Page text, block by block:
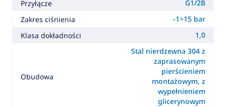
Przyłącze
G1/2B
Zakres ciśnienia
-1÷15 bar
Klasa dokładności
1,0
Obudowa
Stal nierdzewna 304 z
zaprasowanym
pierścieniem
montażowym, z
wypełnieniem
glicerynowym